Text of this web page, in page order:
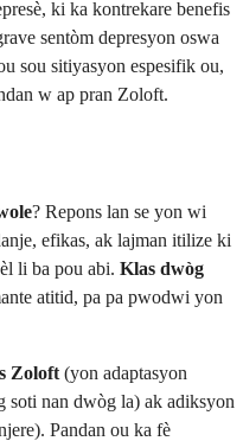
ki ka kontrekare benefis
sentòm depresyon oswa
sou sitiyasyon espesifik ou,
w ap pran Zoloft.
? Repons lan se yon wi
efikas, ak lajman itilize ki
li ba pou abi. Klas dwòg
atitid, pa pa pwodwi yon
Zoloft (yon adaptasyon
nan dwòg la) ak adiksyon
Pandan ou ka fè